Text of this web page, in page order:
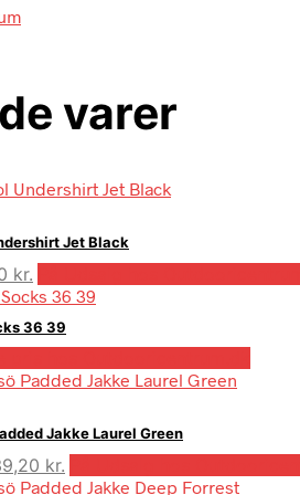
varer
Jet Black
kr.
aktuelle
pris
er:
36 39
Jakke Laurel Green
kr.
aktuelle